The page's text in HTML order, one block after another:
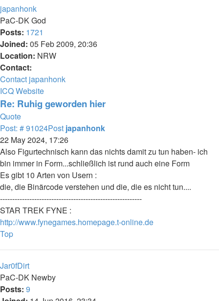
japanhonk
PaC-DK God
Posts: 1721
Joined: 05 Feb 2009, 20:36
Location: NRW
Contact:
Contact japanhonk
ICQWebsite
Re: Ruhig geworden hier
Quote
Post: # 91024Post japanhonk
22 May 2024, 17:26
Also Figurtechnisch kann das nichts damit zu tun haben- ich
bin immer in Form...schließlich ist rund auch eine Form
Es gibt 10 Arten von Usern :
die, die Binärcode verstehen und die, die es nicht tun....
----------------------------------------------------------
STAR TREK FYNE :
http://www.fynegames.homepage.t-online.de
Top
Jar0fDirt
PaC-DK Newby
Posts: 9